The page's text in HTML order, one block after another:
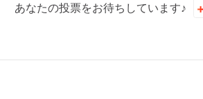
あなたの投票をお待ちしています♪